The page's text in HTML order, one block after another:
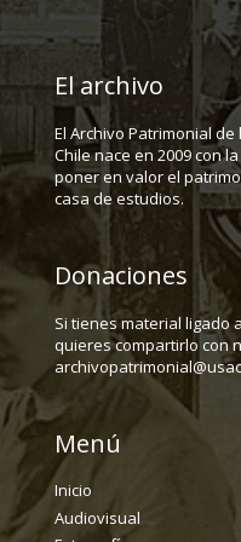
El archivo
El Archivo Patrimonial
Chile nace en 2009 con
poner en valor el
casa de estudios.
Donaciones
Si tienes material ligado
quieres compartirlo con
Menú
Inicio
Audiovisual